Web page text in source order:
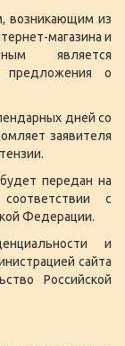
возникающим из
магазина и
является
предложения о
дней со
заявителя
передан на
с
Федерации.
и
сайта
Российской